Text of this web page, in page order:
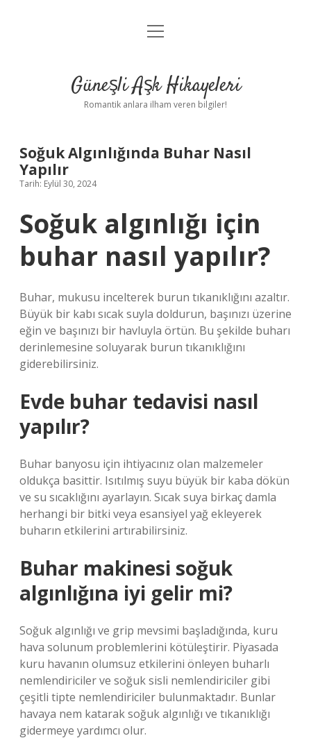
Anasayfa
Yasal Uyarı
menüyü
Güneşli Aşk Hikayeleri
Romantik anlara ilham veren bilgiler!
Soğuk Algınlığında Buhar Nasıl
Yapılır
Tarih: Eylül 30, 2024
Soğuk algınlığı için
buhar nasıl yapılır?
Buhar, mukusu incelterek burun tıkanıklığını azaltır.
Büyük bir kabı sıcak suyla doldurun, başınızı üzerine
eğin ve başınızı bir havluyla örtün. Bu şekilde buharı
derinlemesine soluyarak burun tıkanıklığını
giderebilirsiniz.
Evde buhar tedavisi nasıl
yapılır?
Buhar banyosu için ihtiyacınız olan malzemeler
oldukça basittir. Isıtılmış suyu büyük bir kaba dökün
ve su sıcaklığını ayarlayın. Sıcak suya birkaç damla
herhangi bir bitki veya esansiyel yağ ekleyerek
buharın etkilerini artırabilirsiniz.
Buhar makinesi soğuk
algınlığına iyi gelir mi?
Soğuk algınlığı ve grip mevsimi başladığında, kuru
hava solunum problemlerini kötüleştirir. Piyasada
kuru havanın olumsuz etkilerini önleyen buharlı
nemlendiriciler ve soğuk sisli nemlendiriciler gibi
çeşitli tipte nemlendiriciler bulunmaktadır. Bunlar
havaya nem katarak soğuk algınlığı ve tıkanıklığı
gidermeye yardımcı olur.